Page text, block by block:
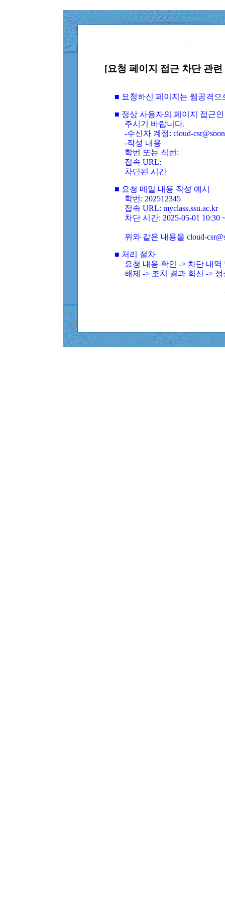
[요청 페이지 접근 차단 관
■ 요청하신 페이지는 웹공격
■ 정상 사용자의 페이지 접근
주시기 바랍니다.
-수신자 계정: cloud-
-작성 내용
학번 또는 직번:
접속 URL:
차단된 시간
■ 요청 메일 내용 작성 예시
학번: 202512345
접속 URL: myclass.ssu.ac.kr
차단 시간: 2025-05-01 10:30
위와 같은 내용을 cloud-
■ 처리 절차
요청 내용 확인 -> 차단 내
해제 -> 조치 결과 회신 ->